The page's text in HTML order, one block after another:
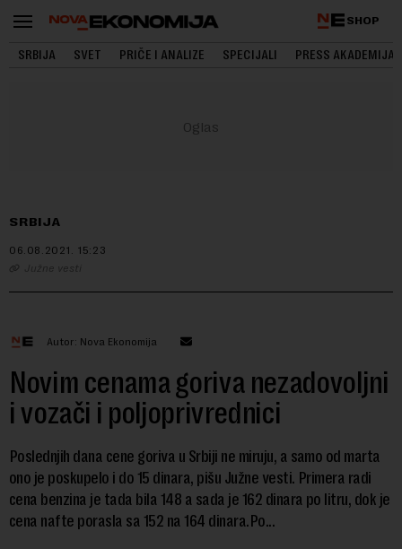
SHOP
SRBIJA SVET PRIČE I ANALIZE SPECIJALI PRESS AKADEMIJA
SRBIJA
06.08.2021. 15:23
Južne vesti
Autor: Nova Ekonomija
Novim cenama goriva nezadovoljni
i vozači i poljoprivrednici
Poslednjih dana cene goriva u Srbiji ne miruju, a samo od marta
ono je poskupelo i do 15 dinara, pišu Južne vesti. Primera radi
cena benzina je tada bila 148 a sada je 162 dinara po litru, dok je
cena nafte porasla sa 152 na 164 dinara.Po...